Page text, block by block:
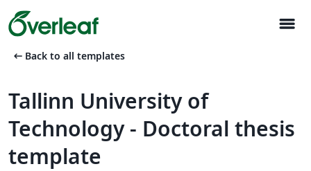
menu
arrow_left_alt Back to all templates
Tallinn University of
Technology - Doctoral thesis
template